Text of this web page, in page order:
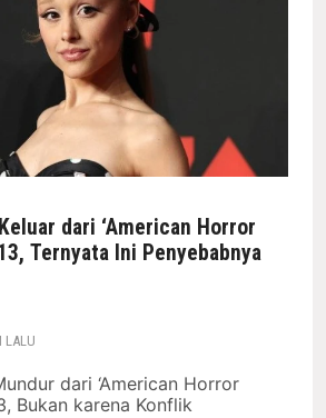
dari ‘American Horror
Ternyata Ini Penyebabnya
LALU
dari ‘American Horror
Bukan karena Konflik